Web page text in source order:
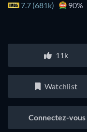
7.7 (681k)
90%
11k
Watchlist
Connectez-vous